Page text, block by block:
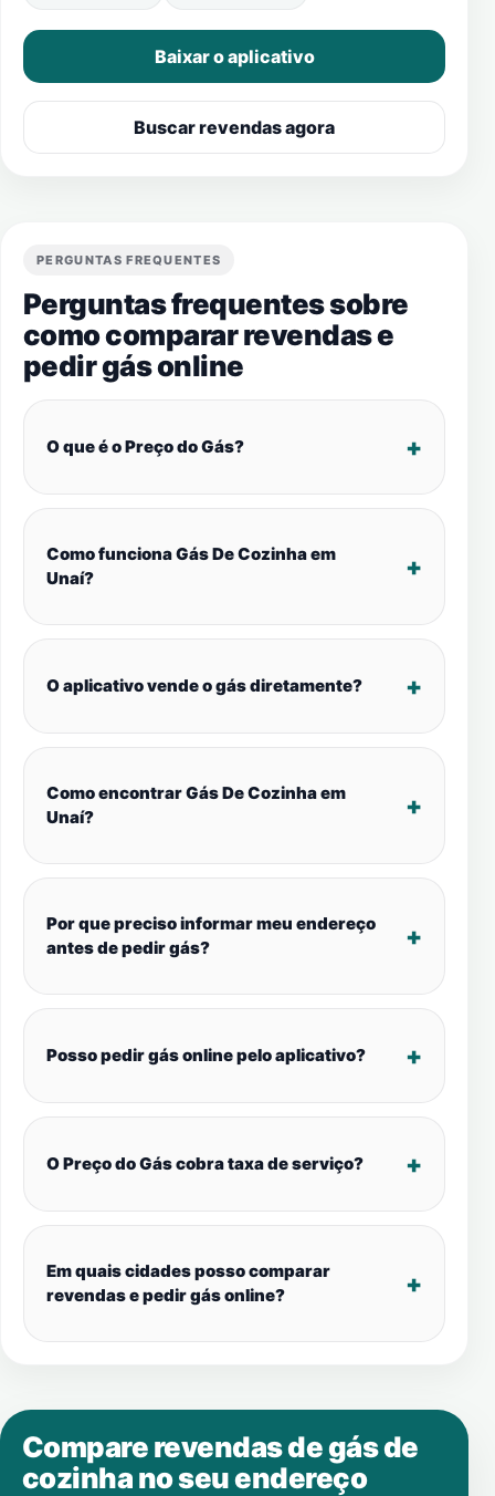
Baixar o aplicativo
Buscar revendas agora
PERGUNTAS FREQUENTES
Perguntas frequentes sobre
como comparar revendas e
pedir gás online
O que é o Preço do Gás?
Como funciona Gás De Cozinha em
Unaí?
O aplicativo vende o gás diretamente?
Como encontrar Gás De Cozinha em
Unaí?
Por que preciso informar meu endereço
antes de pedir gás?
Posso pedir gás online pelo aplicativo?
O Preço do Gás cobra taxa de serviço?
Em quais cidades posso comparar
revendas e pedir gás online?
Compare revendas de gás de
cozinha no seu endereço